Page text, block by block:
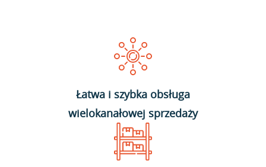
Łatwa i szybka obsługa
wielokanałowej sprzedaży